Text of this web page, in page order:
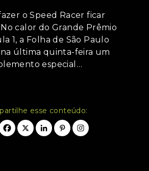
fazer o Speed Racer ficar
calor do Grande Prêmio
1, a Folha de São Paulo
última quinta-feira um
especial…
esse conteúdo: